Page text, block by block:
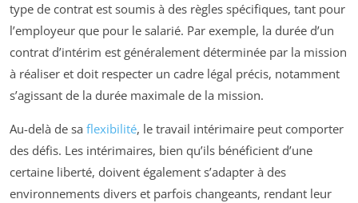
type de contrat est soumis à des règles spécifiques, tant pour
l’employeur que pour le salarié. Par exemple, la durée d’un
contrat d’intérim est généralement déterminée par la mission
à réaliser et doit respecter un cadre légal précis, notamment
s’agissant de la durée maximale de la mission.
Au-delà de sa flexibilité, le travail intérimaire peut comporter
des défis. Les intérimaires, bien qu’ils bénéficient d’une
certaine liberté, doivent également s’adapter à des
environnements divers et parfois changeants, rendant leur